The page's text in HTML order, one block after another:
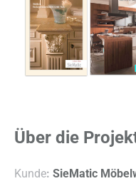
Über die
Kunde: SieMatic